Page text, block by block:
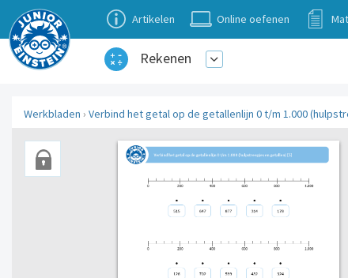
Artikelen Online oefenen
Rekenen
Werkbladen › Verbind het getal op de getallenlijn 0 t/m 1.000